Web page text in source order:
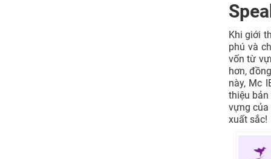
Khi giới
phú và
vốn từ
hơn,
này, Mc
thiệu
vựng của
xuất sắc!